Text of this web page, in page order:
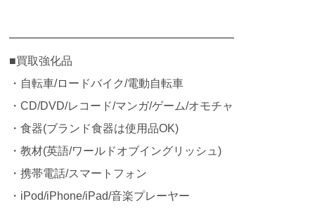
━━━━━━━━━━━━━━━━━━━━
■買取強化品
・自転車/ロードバイク/電動自転車
・CD/DVD/レコード/マンガ/ゲーム/オモチャ
・食器(ブランド食器は使用品OK)
・教材(英語/ワールドオブイングリッシュ)
・携帯電話/スマートフォン
・iPod/iPhone/iPad/音楽プレーヤー